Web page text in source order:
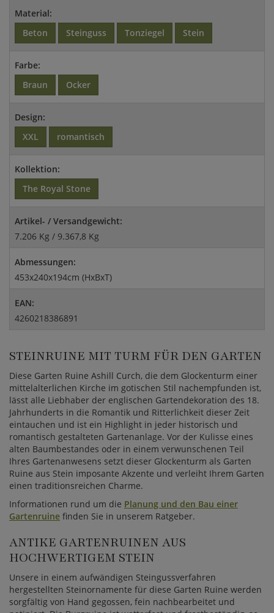
Material:
Beton
Steinguss Tonziegel Stein
Farbe:
Braun
Ocker
Design:
XXL
romantisch
Kollektion:
The Royal Stone
Artikel- / Versandgewicht:
7.206 Kg / 9.367,8 Kg
Abmessungen:
453x240x194cm (HxBxT)
EAN:
4260218386891
STEINRUINE MIT TURM FÜR DEN GARTEN
Diese Garten Ruine Ashill Curch, die dem Glockenturm einer
mittelalterlichen Kirche im gotischen Stil nachempfunden ist,
lässt alle Liebhaber der englischen Gartendekoration des 18.
Jahrhunderts in die Romantik und Ritterlichkeit dieser Zeit
eintauchen und ist ein Highlight in jeder historisch und
romantisch gestalteten Gartenanlage. Vor der Kulisse eines
alten Baumbestandes oder in einem verwunschenen Teil
Ihres Gartenanwesens setzt dieser Glockenturm als Garten
Ruine aus Stein imposante Akzente und verleiht Ihrem Garten
einen traditionsreichen Charme.
Informationen rund um die Planung und den Bau einer
Gartenruine finden Sie in unserem Ratgeber.
ANTIKE GARTENRUINEN AUS
HOCHWERTIGEM STEIN
Unsere in einem aufwändigen Steingussverfahren
hergestellten Steinornamente für diese Garten Ruine werden
sorgfältig von Hand gegossen, fein nachbearbeitet und